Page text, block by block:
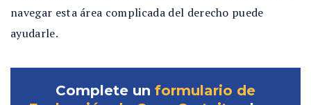
navegar esta área complicada del derecho puede
ayudarle.
Complete un formulario de